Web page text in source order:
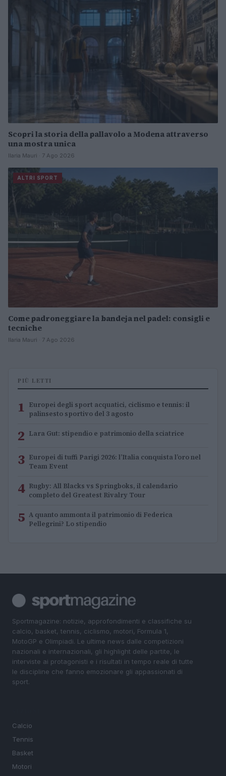
Scopri la storia della pallavolo a Modena attraverso
una mostra unica
Ilaria Mauri · 7 Ago 2026
ALTRI SPORT
Come padroneggiare la bandeja nel padel: consigli e
tecniche
Ilaria Mauri · 7 Ago 2026
PIÙ LETTI
1 Europei degli sport acquatici, ciclismo e tennis: il
palinsesto sportivo del 3 agosto
2 Lara Gut: stipendio e patrimonio della sciatrice
3 Europei di tuffi Parigi 2026: l’Italia conquista l’oro nel
Team Event
4 Rugby: All Blacks vs Springboks, il calendario
completo del Greatest Rivalry Tour
5 A quanto ammonta il patrimonio di Federica
Pellegrini? Lo stipendio
Sportmagazine: notizie, approfondimenti e classifiche su
calcio, basket, tennis, ciclismo, motori, Formula 1,
MotoGP e Olimpiadi. Le ultime news dalle competizioni
nazionali e internazionali, gli highlight delle partite, le
interviste ai protagonisti e i risultati in tempo reale di tutte
le discipline che fanno emozionare gli appassionati di
sport.
Calcio
Tennis
Basket
Motori